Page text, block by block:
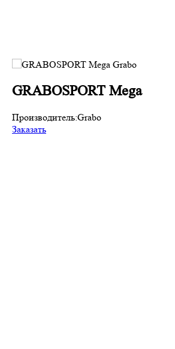
GRABOSPORT Mega
Производитель:Grabo
Заказать